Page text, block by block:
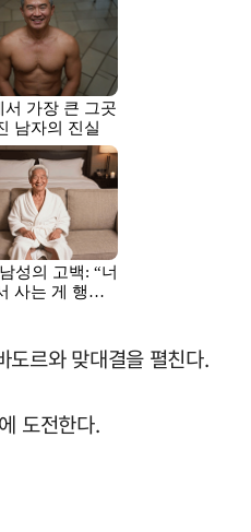
도르와 맞대결을 펼친다.
도전한다.